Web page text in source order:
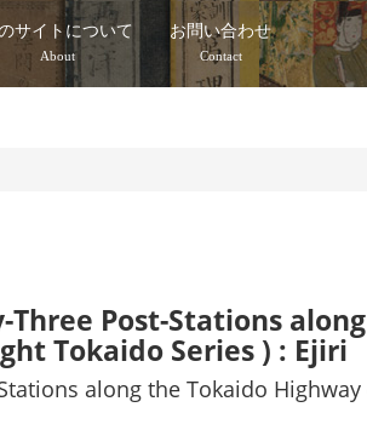
サイトについて
About
お問い合わせ
Contact
Post-Stations
Tokaido Series ) : Ejiri
along the Tokaido